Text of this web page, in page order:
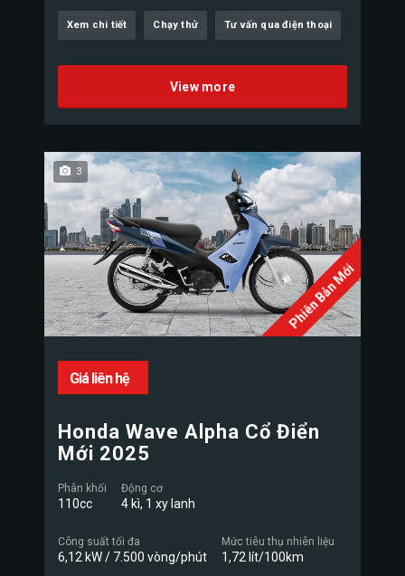
Xem chi tiết Chạy thử Tư vấn qua điện thoại
View more
Phiên Bản Mới
3
Giá liên hệ
Honda Wave Alpha Cổ Điển
Mới 2025
Phân khối
110cc
Động cơ
4 kì, 1 xy lanh
Công suất tối đa
6,12 kW / 7.500 vòng/phút
Mức tiêu thụ nhiên liệu
1,72 lít/100km